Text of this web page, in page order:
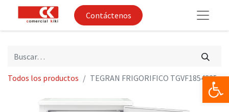
Contáctenos
Todos los productos TEGRAN FRIGORIFICO TGVF1854825